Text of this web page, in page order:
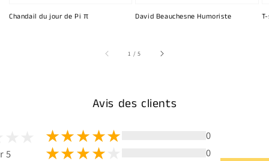
Chandail du jour de Pi π David Beauchesne Humoriste
1 /sur
5
Avis des clients
5
0
0